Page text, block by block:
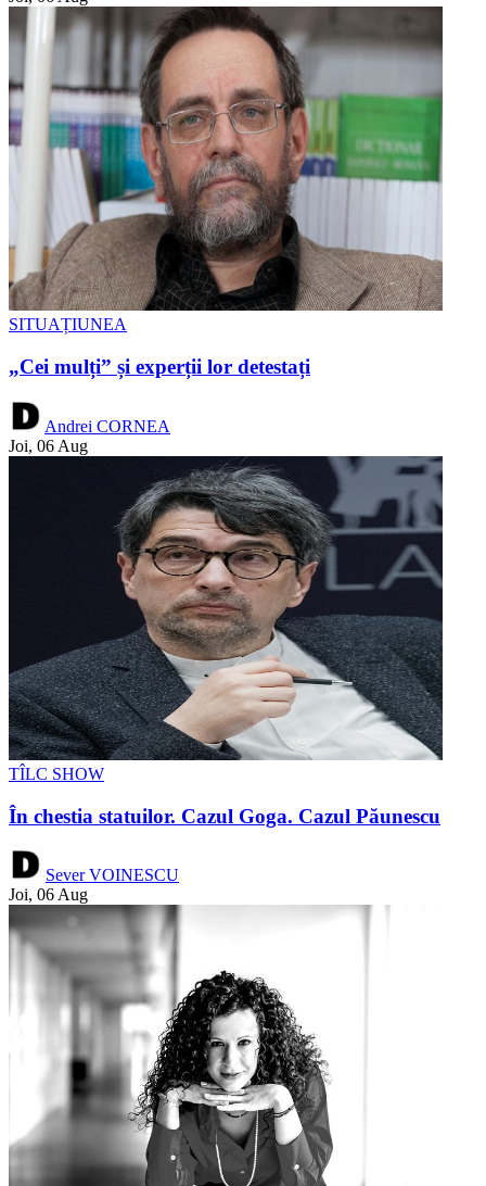
SITUAȚIUNEA
„Cei mulți” și experții lor detestați
Andrei CORNEA
Joi, 06 Aug
TÎLC SHOW
În chestia statuilor. Cazul Goga. Cazul Păunescu
Sever VOINESCU
Joi, 06 Aug